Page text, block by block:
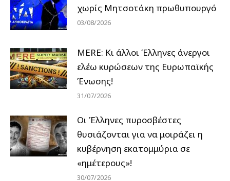
χωρίς Μητσοτάκη πρωθυπουργό
03/08/2026
MERE: Κι άλλοι Έλληνες άνεργοι
ελέω κυρώσεων της Ευρωπαϊκής
Ένωσης!
31/07/2026
Οι Έλληνες πυροσβέστες
θυσιάζονται για να μοιράζει η
κυβέρνηση εκατομμύρια σε
«ημέτερους»!
30/07/2026